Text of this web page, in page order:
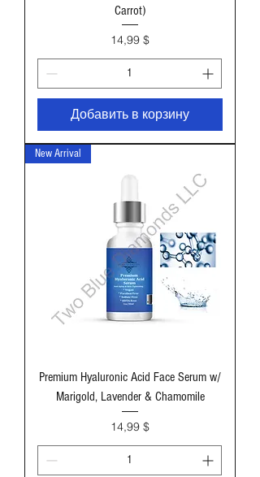
Carrot)
Цена
14,99 $
Добавить в корзину
New Arrival
Premium Hyaluronic Acid Face Serum w/
Marigold, Lavender & Chamomile
Цена
14,99 $